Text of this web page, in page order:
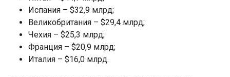
Испания – $32,9 млрд;
Великобритания – $29,4 млрд;
Чехия – $25,3 млрд;
Франция – $20,9 млрд;
Италия – $16,0 млрд.